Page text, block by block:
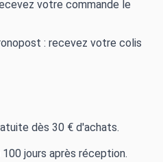
votre commande le
: recevez votre colis
dès 30 € d'achats.
jours après réception.